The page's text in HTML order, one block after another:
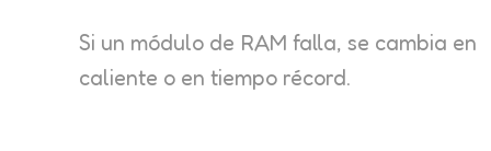
Si un módulo de RAM falla, se cambia en
caliente o en tiempo récord.